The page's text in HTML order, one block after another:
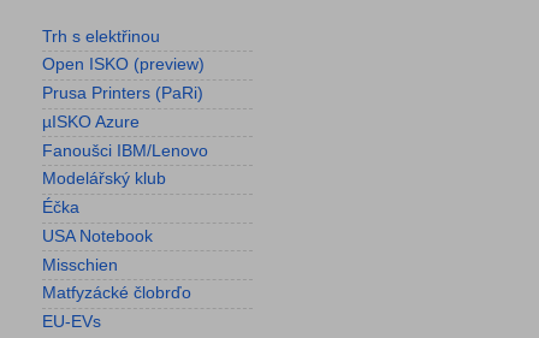
Trh s elektřinou
Open ISKO (preview)
Prusa Printers (PaRi)
µISKO Azure
Fanoušci IBM/Lenovo
Modelářský klub
Éčka
USA Notebook
Misschien
Matfyzácké člobrďo
EU-EVs